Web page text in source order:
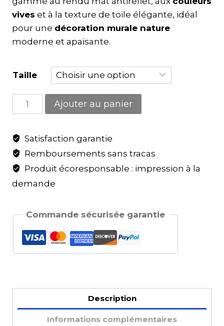
vives et à la texture de toile élégante, idéal
pour une décoration murale nature
moderne et apaisante.
Taille
Ajouter au panier
Satisfaction garantie
Remboursements sans tracas
Produit écoresponsable : impression à la
demande
Commande sécurisée garantie
Description
Informations complémentaires